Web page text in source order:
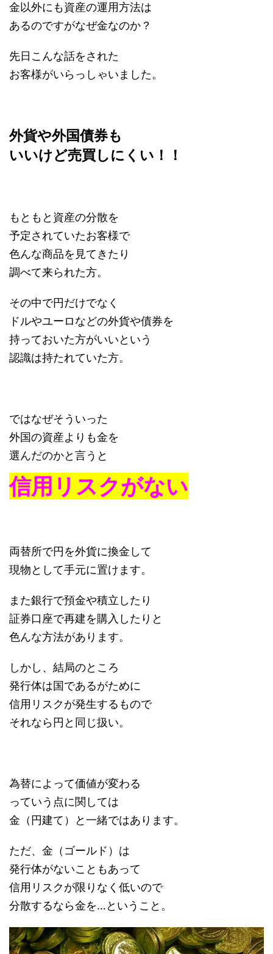
金以外にも資産の運用方法は
あるのですがなぜ金なのか？
先日こんな話をされた
お客様がいらっしゃいました。
外貨や外国債券も
いいけど売買しにくい！！
もともと資産の分散を
予定されていたお客様で
色んな商品を見てきたり
調べて来られた方。
その中で円だけでなく
ドルやユーロなどの外貨や債券を
持っておいた方がいいという
認識は持たれていた方。
ではなぜそういった
外国の資産よりも金を
選んだのかと言うと
信用リスクがない
両替所で円を外貨に換金して
現物として手元に置けます。
また銀行で預金や積立したり
証券口座で再建を購入したりと
色んな方法があります。
しかし、結局のところ
発行体は国であるがために
信用リスクが発生するもので
それなら円と同じ扱い。
為替によって価値が変わる
っていう点に関しては
金（円建て）と一緒ではあります。
ただ、金（ゴールド）は
発行体がないこともあって
信用リスクが限りなく低いので
分散するなら金を…ということ。